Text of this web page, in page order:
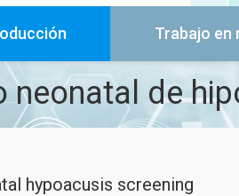
Trabajo en
neonatal de
hypoacusis screening